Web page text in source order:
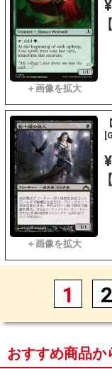
1 2
おすすめ商品か